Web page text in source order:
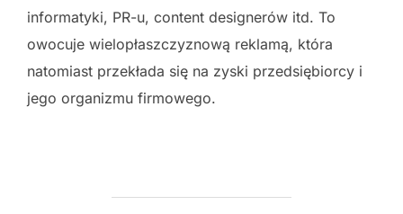
informatyki, PR-u, content designerów itd. To
owocuje wielopłaszczyznową reklamą, która
natomiast przekłada się na zyski przedsiębiorcy i
jego organizmu firmowego.